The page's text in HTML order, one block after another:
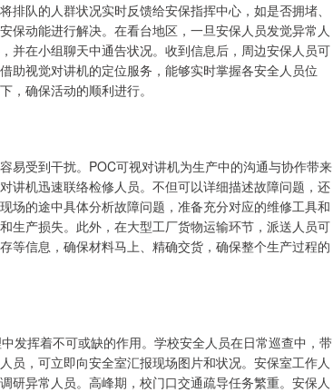
队的人群状况实时反馈给安保指挥中心，如是否拥堵、
保动能进行解决。在看台地区，一旦安保人员发觉异常人
并在小组聊天中通告状况。收到信息后，周边安保人员可
助视觉对讲机的定位服务，能够实时掌握各安全人员位
，确保活动的顺利进行。
易受到干扰。POC可视对讲机为生产中的沟通与协作带来
讲机迅速联络检修人员。不但可以详细描述故障问题，还
场的途中具体分析故障问题，准备充分对应的维修工具和
生产损失。此外，在大型工厂货物运输环节，派送人员可
等信息，确保材料马上、精确交货，确保整个生产过程的
发挥着不可或缺的作用。学校安全人员在日常巡查中，带
员，可立即向安全室汇报现场图片和状况。安保室工作人
研异常人员。高峰期，校门口交通疏导任务繁重。安保人